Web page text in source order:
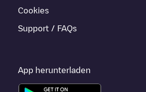
Cookies
Support / FAQs
App herunterladen